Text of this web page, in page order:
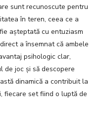
sunt recunoscute pentru
în teren, ceea ce a
așteptată cu entuziasm
a însemnat că ambele
psihologic clar,
de joc și să descopere
dinamică a contribuit la
fiecare set fiind o luptă de